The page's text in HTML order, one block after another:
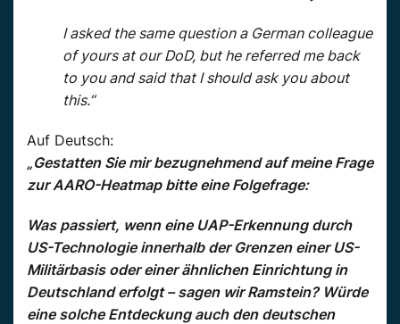
I asked the same question a German colleague
of yours at our DoD, but he referred me back
to you and said that I should ask you about
this.”
Auf Deutsch:
„Gestatten Sie mir bezugnehmend auf meine Frage
zur AARO-Heatmap bitte eine Folgefrage:
Was passiert, wenn eine UAP-Erkennung durch
US-Technologie innerhalb der Grenzen einer US-
Militärbasis oder einer ähnlichen Einrichtung in
Deutschland erfolgt – sagen wir Ramstein? Würde
eine solche Entdeckung auch den deutschen